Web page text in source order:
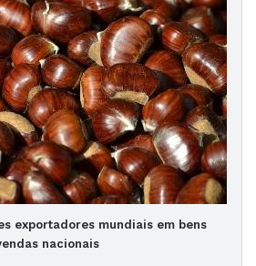
exportadores mundiais em bens
nacionais